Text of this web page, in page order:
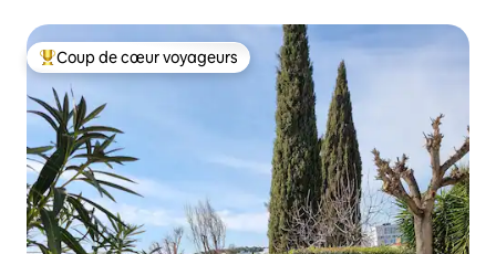
Coups de cœur voyageurs les plus appréciés
Coup de cœur voyageurs